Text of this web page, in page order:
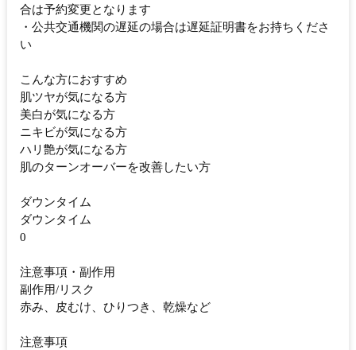
合は予約変更となります
・公共交通機関の遅延の場合は遅延証明書をお持ちくださ
い
こんな方におすすめ
肌ツヤが気になる方
美白が気になる方
ニキビが気になる方
ハリ艶が気になる方
肌のターンオーバーを改善したい方
ダウンタイム
ダウンタイム
0
注意事項・副作用
副作用/リスク
赤み、皮むけ、ひりつき、乾燥など
注意事項